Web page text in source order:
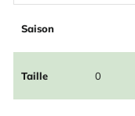
Saison
Taille 0